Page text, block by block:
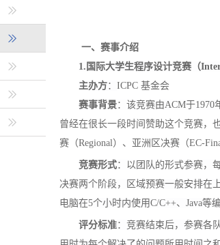
一、 赛事介绍
1.国际大学生程序设计竞赛（
主办方： ICPC 基金会
赛事背景：该竞赛由ACM于1970
曾经在很长一段时间赞助这个竞赛，
赛（Regional）、亚洲区决赛（EC-
竞赛形式：以团队的形式参赛，
决赛两个阶段，区域预赛一般安排在
电脑在5个小时内使用C/C++、Java等
评分标准：竞赛结束后，参赛各